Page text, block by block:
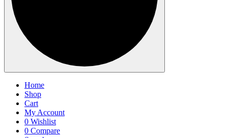
Home
Shop
Cart
My Account
0 Wishlist
0 Compare